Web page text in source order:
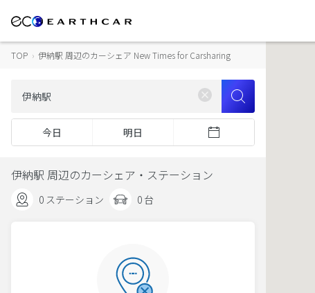
TOP › 伊納駅 周辺のカーシェア New Times for Carsharing
今日 明日
伊納駅 周辺のカーシェア・ステーション
0 ステーション 0 台